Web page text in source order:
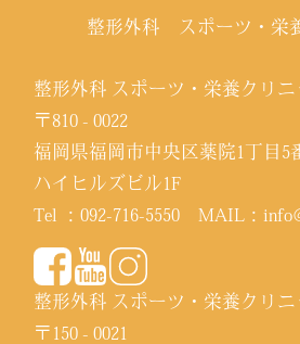
整形外科 スポーツ・栄
整形外科 スポーツ・栄養クリニ
〒810 - 0022
福岡県福岡市中央区薬院1丁目5
ハイヒルズビル1F
Tel ：092-716-5550 MAIL：
整形外科 スポーツ・栄養クリニ
〒150 - 0021